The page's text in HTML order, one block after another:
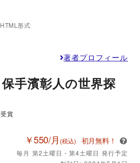
形式
著者プロフィール
手濱彰人の世界探
賞
￥550/月 (税込) 初月無料！
毎月 第2土曜日・第4土曜日 発行予定